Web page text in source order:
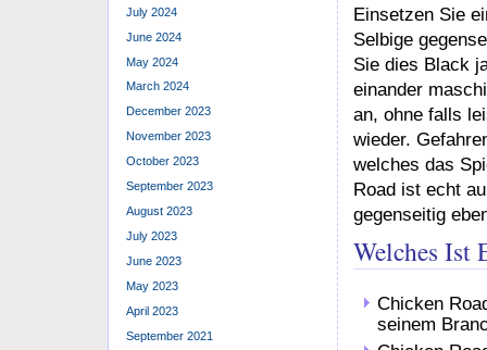
Einsetzen Sie
Selbige
Sie dies Black
einander
an, ohne falls
wieder.
welches das
Road ist echt
gegenseitig
Welches Ist
Chicken
seinem
July 2024
June 2024
May 2024
March 2024
December 2023
November 2023
October 2023
September 2023
August 2023
July 2023
June 2023
May 2023
April 2023
September 2021